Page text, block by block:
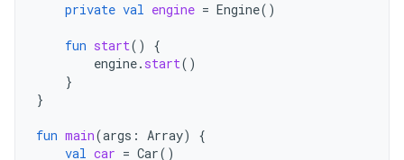
private val engine = Engine()
fun start()
{
engine. start()
}
}
fun main(args : Array)
{
val car = Car()